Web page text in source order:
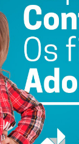
30°
SÁB
27°
DOM